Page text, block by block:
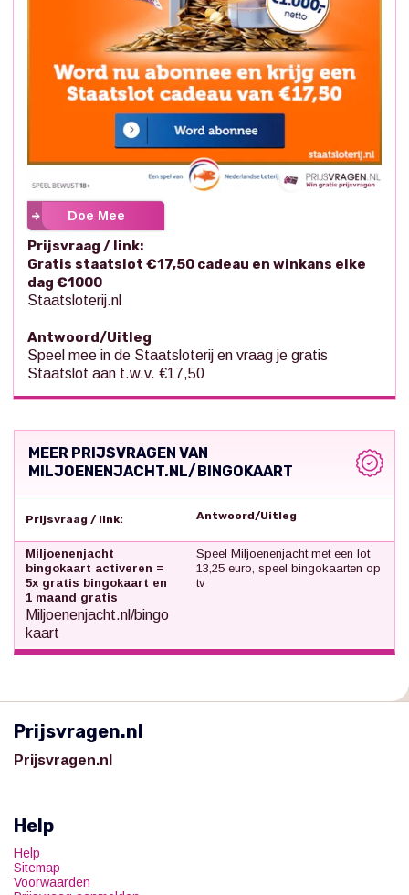
Doe Mee
Prijsvraag / link:
Gratis staatslot €17,50 cadeau en winkans elke
dag €1000
Staatsloterij.nl
Antwoord/Uitleg
Speel mee in de Staatsloterij en vraag je gratis
Staatslot aan t.w.v. €17,50
MEER PRIJSVRAGEN VAN
MILJOENENJACHT.NL/BINGOKAART
Prijsvraag / link: Antwoord/Uitleg
Miljoenenjacht
bingokaart activeren =
5x gratis bingokaart en
1 maand gratis
Miljoenenjacht.nl/bingo
kaart
Speel Miljoenenjacht met een lot
13,25 euro, speel bingokaarten op
tv
Prijsvragen.nl
Prijsvragen.nl
Help
Help
Sitemap
Voorwaarden